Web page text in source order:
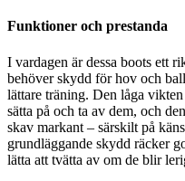
Funktioner och prestanda
I vardagen är dessa boots ett
behöver skydd för hov och
lättare träning. Den låga
sätta på och ta av dem, och
skav markant – särskilt på
grundläggande skydd räcker
lätta att tvätta av om de blir